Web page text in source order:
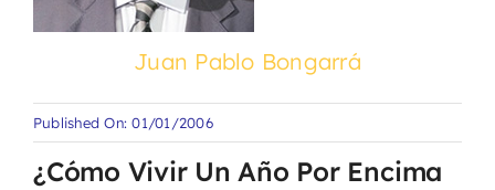
Juan Pablo Bongarrá
Published On: 01/01/2006
¿Cómo Vivir Un Año Por Encima